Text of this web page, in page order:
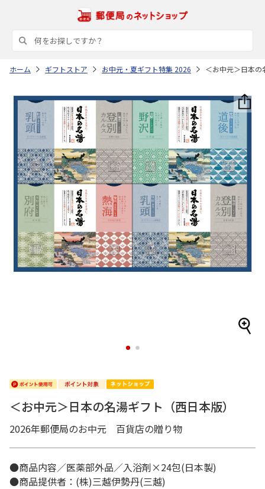
ホーム ギフトストア お中元・夏ギフト特集 2026 ＜お中元＞日本
1 2
＜お中元＞日本の名湯ギフト（西日本版）
2026年郵便局のお中元 百貨店の贈り物
●商品内容／医薬部外品／入浴剤×24包(日本製)
●商品提供者：(株)三越伊勢丹(三越)